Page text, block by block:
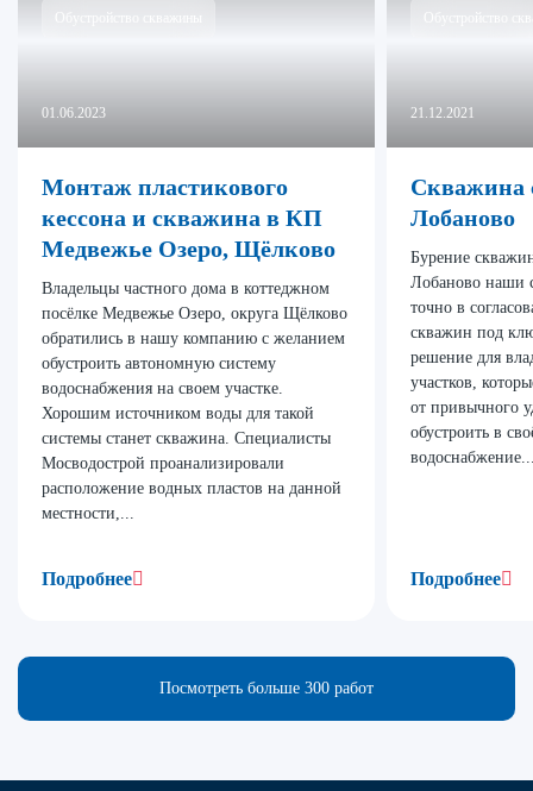
Обустройство скважины
01.06.2023
Монтаж пластикового
кессона и скважина в КП
Медвежье Озеро, Щёлково
Владельцы частного дома в коттеджном
посёлке Медвежье Озеро, округа Щёлково
обратились в нашу компанию с желанием
обустроить автономную систему
водоснабжения на своем участке.
Хорошим источником воды для такой
системы станет скважина. Специалисты
Мосводострой проанализировали
расположение водных пластов на данной
местности,...
Подробнее
Обустройство
21.12.2021
Скважина
Лобаново
Бурение
Лобаново наши
точно в
скважин под
решение для
участков,
от привычного
обустроить в
Подробнее
Посмотреть больше 300 работ